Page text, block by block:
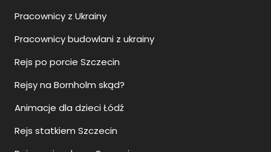
Pracownicy z Ukrainy
Pracownicy budowlani z ukrainy
Rejs po porcie Szczecin
Rejsy na Bornholm skąd?
Animacje dla dzieci Łódź
Rejs statkiem Szczecin